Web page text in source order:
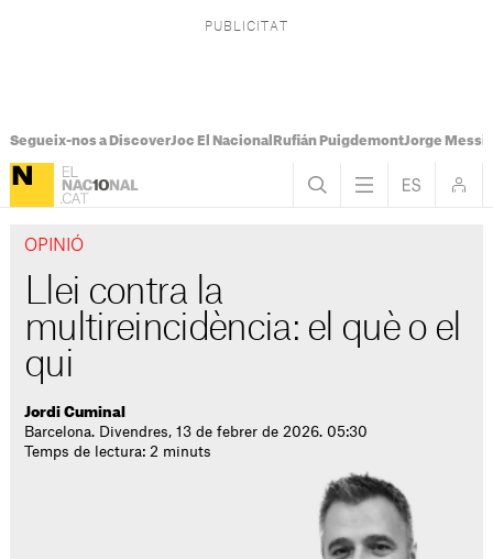
Segueix-nos a DiscoverJoc El Nacional Rufián PuigdemontJorge Messi
OPINIÓ
Llei contra la
multireincidència: el què o el
qui
Jordi Cuminal
Barcelona. Divendres, 13 de febrer de 2026. 05:30
Temps de lectura: 2 minuts